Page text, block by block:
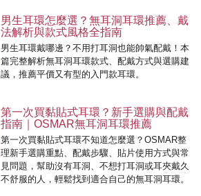
男生耳環怎麼選？無耳洞耳環推薦、戴
法解析與款式風格全指南
男生耳環戴哪邊？不用打耳洞也能帥氣配戴！本
篇完整解析無耳洞耳環款式、配戴方式與選購建
議，推薦平價又有型的入門款耳環。
第一次買黏貼式耳環？新手選購與配戴
指南｜OSMAR無耳洞耳環推薦
第一次買黏貼式耳環不知道怎麼選？OSMAR整
理新手選購重點、配戴步驟、貼片使用方式與常
見問題，幫助沒有耳洞、不想打耳洞或耳夾戴久
不舒服的人，輕鬆找到適合自己的無耳洞耳環。